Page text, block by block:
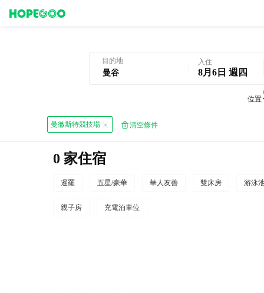
目的地 入住
8月6日 週四
位置
曼徹斯特競技場 清空條件
0 家住宿
暹羅 五星/豪華 華人友善 雙床房 游泳
親子房 充電泊車位